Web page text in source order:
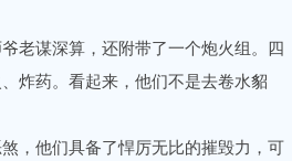
谋深算，还附带了一个炮火组。四
炸药。看起来，他们不是去卷水貂
，他们具备了悍厉无比的摧毁力，可